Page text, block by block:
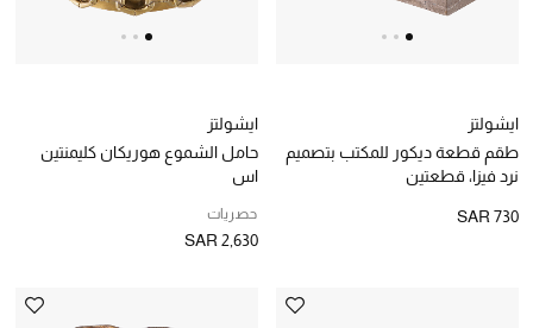
حقائب رجالية
صُممت للرجال
تسوقوا للرجال
ايشولتز
طقم قطعة ديكور للمكتب بتصميم
نرد فيزا، قطعتين
SAR 730
ايشولتز
حامل الشموع هوريكان كليمنتين
اس
حصريات
SAR 2,630